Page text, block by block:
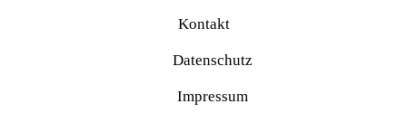
Kontakt
Datenschutz
Impressum